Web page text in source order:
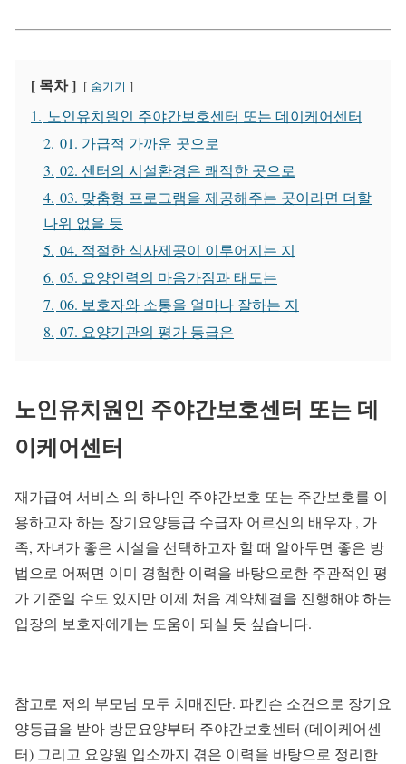
[ 목차 ] 숨기기
1. 노인유치원인 주야간보호센터 또는 데이케어센터
2. 01. 가급적 가까운 곳으로
3. 02. 센터의 시설환경은 쾌적한 곳으로
4. 03. 맞춤형 프로그램을 제공해주는 곳이라면 더할
나위 없을 듯
5. 04. 적절한 식사제공이 이루어지는 지
6. 05. 요양인력의 마음가짐과 태도는
7. 06. 보호자와 소통을 얼마나 잘하는 지
8. 07. 요양기관의 평가 등급은
노인유치원인 주야간보호센터 또는 데
이케어센터
재가급여 서비스 의 하나인 주야간보호 또는 주간보호를 이
용하고자 하는 장기요양등급 수급자 어르신의 배우자 , 가
족, 자녀가 좋은 시설을 선택하고자 할 때 알아두면 좋은 방
법으로 어쩌면 이미 경험한 이력을 바탕으로한 주관적인 평
가 기준일 수도 있지만 이제 처음 계약체결을 진행해야 하는
입장의 보호자에게는 도움이 되실 듯 싶습니다.
참고로 저의 부모님 모두 치매진단. 파킨슨 소견으로 장기요
양등급을 받아 방문요양부터 주야간보호센터 (데이케어센
터) 그리고 요양원 입소까지 겪은 이력을 바탕으로 정리한